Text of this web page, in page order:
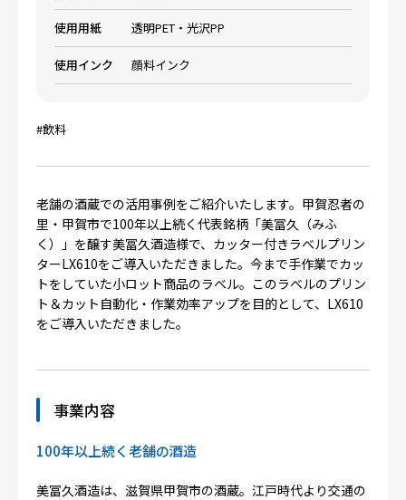
使用用紙 透明PET・光沢PP
使用インク 顔料インク
#飲料
老舗の酒蔵での活用事例をご紹介いたします。甲賀忍者の
里・甲賀市で100年以上続く代表銘柄「美冨久（みふ
く）」を醸す美冨久酒造様で、カッター付きラベルプリン
ターLX610をご導入いただきました。今まで手作業でカッ
トをしていた小ロット商品のラベル。このラベルのプリン
ト＆カット自動化・作業効率アップを目的として、LX610
をご導入いただきました。
事業内容
100年以上続く老舗の酒造
美冨久酒造は、滋賀県甲賀市の酒蔵。江戸時代より交通の